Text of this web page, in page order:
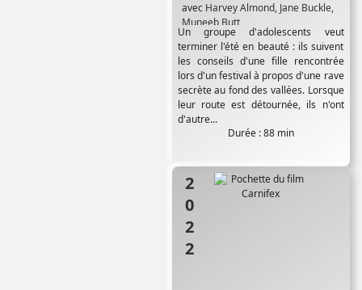
avec Harvey Almond, Jane Buckle,
Muneeb Butt
Un groupe d'adolescents veut
terminer l'été en beauté : ils suivent
les conseils d'une fille rencontrée
lors d'un festival à propos d'une rave
secrète au fond des vallées. Lorsque
leur route est détournée, ils n'ont
d'autre...
Durée : 88 min
2022